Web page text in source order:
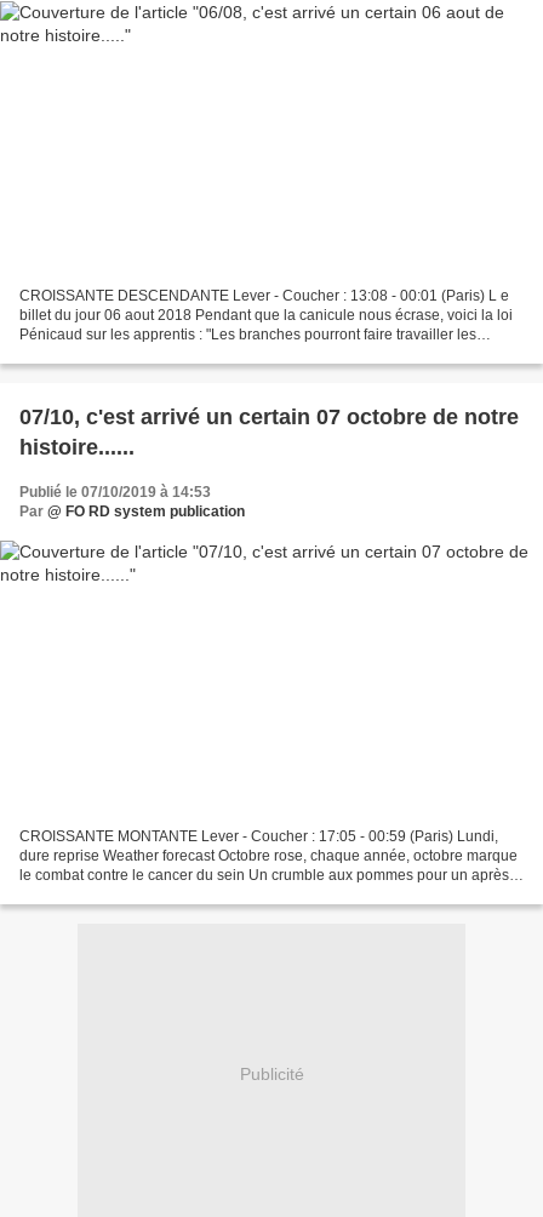
CROISSANTE DESCENDANTE Lever - Coucher : 13:08 - 00:01 (Paris) L e
billet du jour 06 aout 2018 Pendant que la canicule nous écrase, voici la loi
Pénicaud sur les apprentis : "Les branches pourront faire travailler les
07/10, c'est arrivé un certain 07 octobre de notre
histoire......
Publié le 07/10/2019 à 14:53
Par @ FO RD system publication
CROISSANTE MONTANTE Lever - Coucher : 17:05 - 00:59 (Paris) Lundi,
dure reprise Weather forecast Octobre rose, chaque année, octobre marque
le combat contre le cancer du sein Un crumble aux pommes pour un après -
Publicité